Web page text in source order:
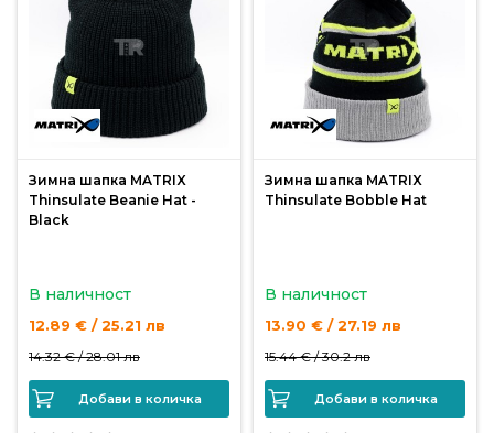
Зимна шапка MATRIX
Thinsulate Beanie Hat -
Black
В наличност
12.89 € / 25.21 лв
14.32 € /28.01 лв
Добави в количка
Зимна шапка MATRIX
Thinsulate Bobble Hat
В наличност
13.90 € / 27.19 лв
15.44 € /30.2 лв
Добави в количка